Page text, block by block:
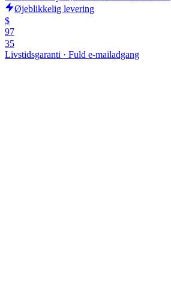
Øjeblikkelig levering
$
97
35
Livstidsgaranti · Fuld e-mailadgang